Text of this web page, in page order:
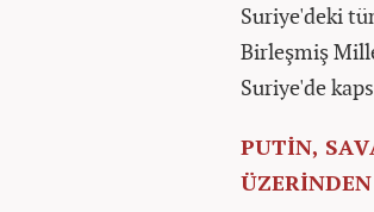
Suriye'deki
Birleşmiş
Suriye'de
PUTİN,